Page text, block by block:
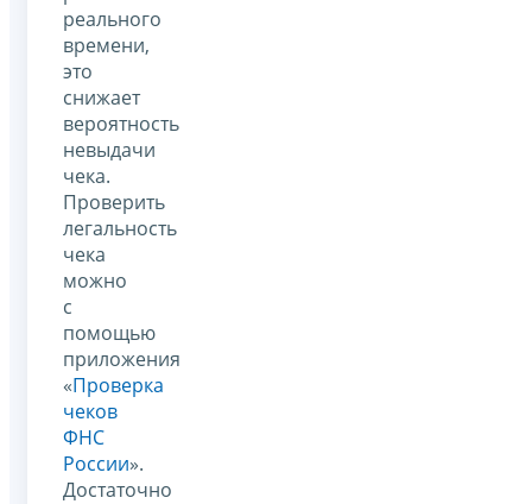
реального
времени,
это
снижает
вероятность
невыдачи
чека.
Проверить
легальность
чека
можно
с
помощью
приложения
«Проверка
чеков
ФНС
России».
Достаточно